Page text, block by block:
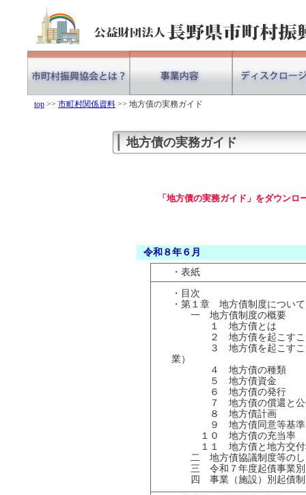
top >> 市町村関係資料 >> 地方債の実務ガイド
地方債の実務ガイド
「地方債の実務ガイド」をダウンロ
令和８年６月
・表紙
・目次
・第１章 地方債制度について
一 地方債制度の概要
１ 地方債とは
２ 地方債を起こすこと
３ 地方債を起こすこと
業）
４ 地方債の種類
５ 地方債資
６ 地方債の発行
７ 地方債の償還と公
８ 地方債計画
９ 地方債同意等基準
１０ 地方債の充当率
１１ 地方債と地方交付
二 地方債協議制度等のし
三 令和７年度起債事業別
四 事業（施設）別起債制